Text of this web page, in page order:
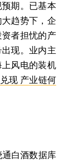
期。已基本
趋势下，企
者担忧的产
现。业内主
风电的装机
现 产业链何
白酒数据库